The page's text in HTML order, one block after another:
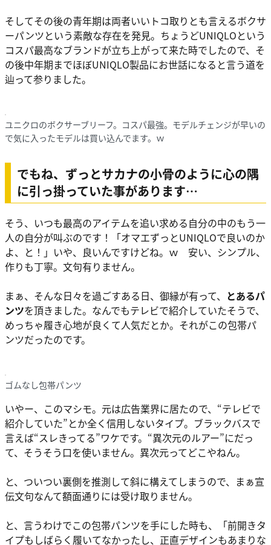
そしてその後の青年期は両者いいトコ取りとも言えるボクサ
ーパンツという素敵な存在を発見。ちょうどUNIQLOという
コスパ最高なブランドが立ち上がって来た時でしたので、そ
の後中年期までほぼUNIQLO製品にお世話になると言う道を
辿って参りました。
ユニクロのボクサーブリーフ。コスパ最強。モデルチェンジが早いの
で気に入ったモデルは買い込んでます。ｗ
でもね、ずっとサカナの小骨のように心の隅
に引っ掛っていた事があります…
そう、いつも最高のアイテムを追い求める自分の中のもう一
人の自分が叫ぶのです！「オマエずっとUNIQLOで良いのか
よ、と！」いや、良いんですけどね。ｗ 安い、シンプル、
作りも丁寧。文句有りません。
まぁ、そんな日々を過ごすある日、御縁が有って、 とあるパ
ンツを頂きました。なんでもテレビで紹介していたそうで、
めっちゃ履き心地が良くて人気だとか。それがこの包帯パ
ンツだったのです。
ゴムなし包帯パンツ
いやー、このマシモ。元は広告業界に居たので、“テレビで
紹介していた”とか全く信用しないタイプ。ブラックバスで
言えば“スレきってる”ワケです。“異次元のルアー”にだっ
て、そうそう口を使いません。異次元ってどこやねん。
と、ついつい裏側を推測して斜に構えてしまうので、まぁ宣
伝文句なんて額面通りには受け取りません。
と、言うわけでこの包帯パンツを手にした時も、「前開きタ
イプもしばらく履いてなかったし、正直デザインもあまりな